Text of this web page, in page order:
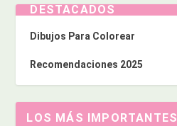
DESTACADOS
Dibujos Para Colorear
Recomendaciones 2025
LOS MÁS IMPORTANTES